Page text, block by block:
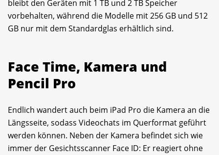
bleibt den Geräten mit 1 TB und 2 TB Speicher
vorbehalten, während die Modelle mit 256 GB und 512
GB nur mit dem Standardglas erhältlich sind.
Face Time, Kamera und
Pencil Pro
Endlich wandert auch beim iPad Pro die Kamera an die
Längsseite, sodass Videochats im Querformat geführt
werden können. Neben der Kamera befindet sich wie
immer der Gesichtsscanner Face ID: Er reagiert ohne